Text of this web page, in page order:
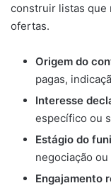
construir listas que
ofertas.
Origem do
pagas,
Interesse
específico ou
Estágio do
negociação
Engajamento